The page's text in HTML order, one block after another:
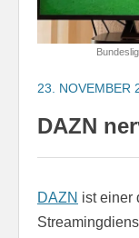
23. NOVEMBER
DAZN
DAZN ist einer